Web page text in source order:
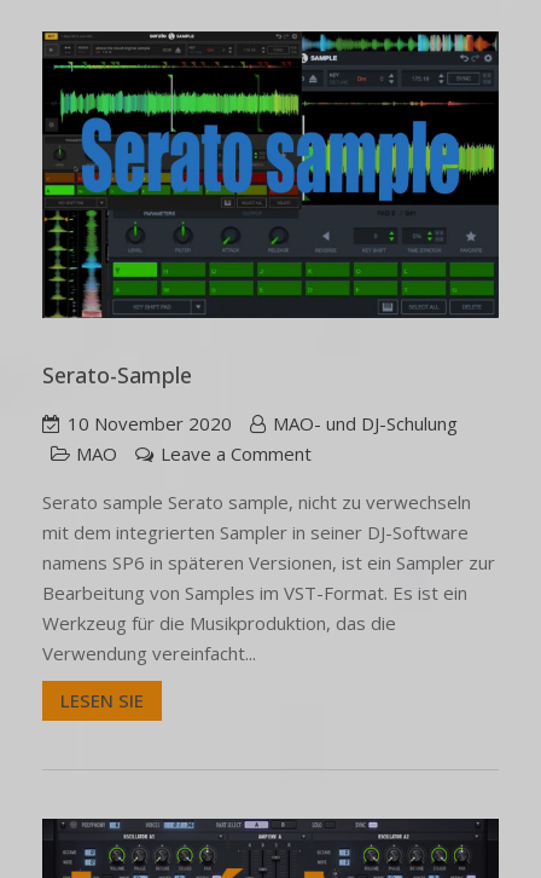
Serato-Sample
10 November 2020
MAO- und DJ-Schulung
MAO
Leave a Comment
Serato sample Serato sample, nicht zu verwechseln
mit dem integrierten Sampler in seiner DJ-Software
namens SP6 in späteren Versionen, ist ein Sampler zur
Bearbeitung von Samples im VST-Format. Es ist ein
Werkzeug für die Musikproduktion, das die
Verwendung vereinfacht...
LESEN SIE